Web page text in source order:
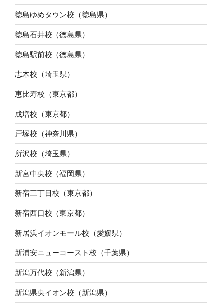
徳島ゆめタウン校（徳島県）
徳島石井校（徳島県）
徳島駅前校（徳島県）
志木校（埼玉県）
恵比寿校（東京都）
成増校（東京都）
戸塚校（神奈川県）
所沢校（埼玉県）
新宮中央校（福岡県）
新宿三丁目校（東京都）
新宿西口校（東京都）
新居浜イオンモール校（愛媛県）
新浦安ニューコースト校（千葉県）
新潟万代校（新潟県）
新潟県央イオン校（新潟県）